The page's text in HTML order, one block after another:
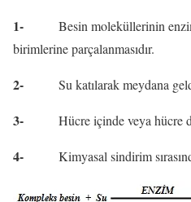
1-
Besin moleküllerinin
birimlerine parçalanmasıdır.
2- Su katılarak meydana
3- Hücre içinde veya hücre
4- Kimyasal sindirim